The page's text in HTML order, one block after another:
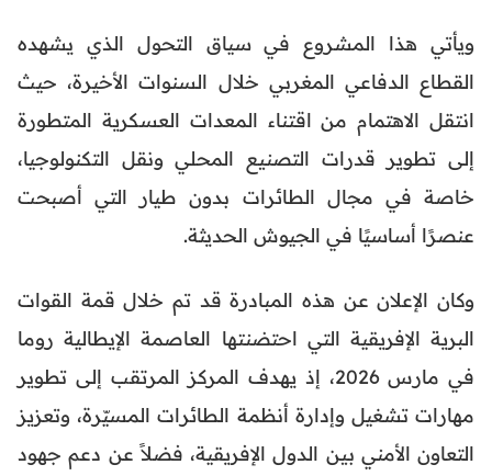
ويأتي هذا المشروع في سياق التحول الذي يشهده
القطاع الدفاعي المغربي خلال السنوات الأخيرة، حيث
انتقل الاهتمام من اقتناء المعدات العسكرية المتطورة
إلى تطوير قدرات التصنيع المحلي ونقل التكنولوجيا،
خاصة في مجال الطائرات بدون طيار التي أصبحت
عنصرًا أساسيًا في الجيوش الحديثة.
وكان الإعلان عن هذه المبادرة قد تم خلال قمة القوات
البرية الإفريقية التي احتضنتها العاصمة الإيطالية روما
في مارس 2026، إذ يهدف المركز المرتقب إلى تطوير
مهارات تشغيل وإدارة أنظمة الطائرات المسيّرة، وتعزيز
التعاون الأمني بين الدول الإفريقية، فضلاً عن دعم جهود